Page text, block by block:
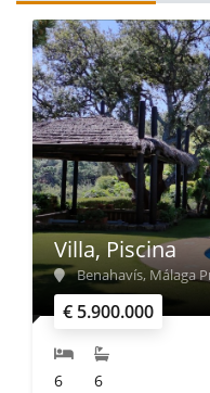
€ 5.900.000
Villa, Piscina
Benahavís, Málaga
6 6